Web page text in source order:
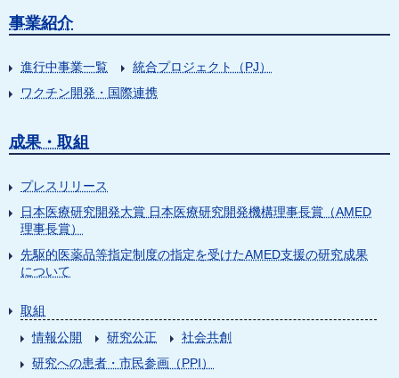
事業紹介
進行中事業一覧
統合プロジェクト（PJ）
ワクチン開発・国際連携
成果・取組
プレスリリース
日本医療研究開発大賞 日本医療研究開発機構理事長賞（AMED
理事長賞）
先駆的医薬品等指定制度の指定を受けたAMED支援の研究成果
について
取組
情報公開
研究公正
社会共創
研究への患者・市民参画（PPI）